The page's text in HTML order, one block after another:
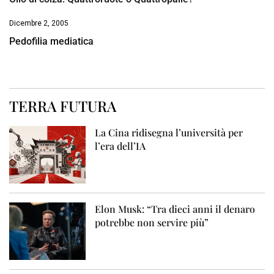
Dicembre 2, 2005
Pedofilia mediatica
TERRA FUTURA
La Cina ridisegna l’università per
l’era dell’IA
Elon Musk: “Tra dieci anni il denaro
potrebbe non servire più”